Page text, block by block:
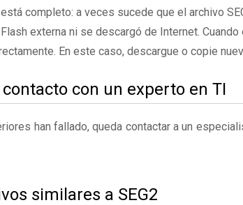
completo: a veces sucede que el archivo
externa ni se descargó de Internet.
En este caso, descargue o copie
con un experto en TI
han fallado, queda contactar a un
similares a SEG2